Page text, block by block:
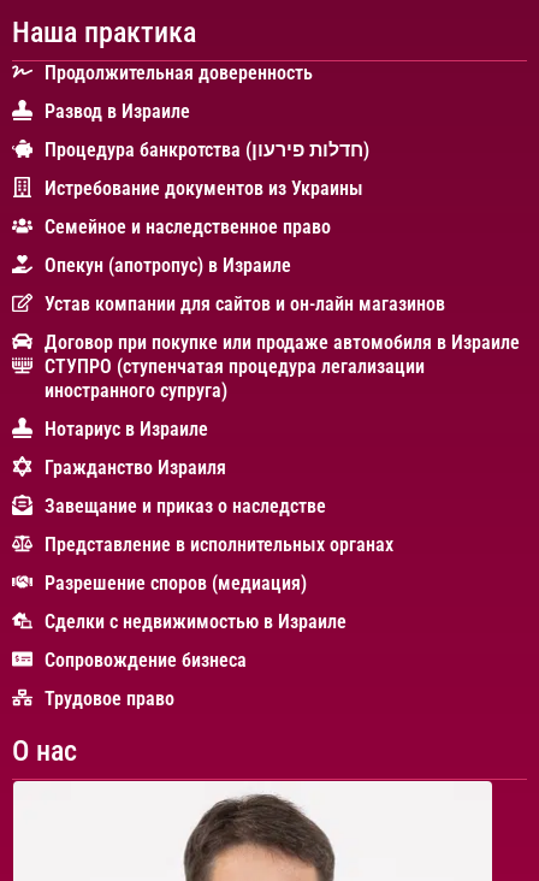
Наша практика
Продолжительная доверенность
Развод в Израиле
Процедура банкротства (חדלות פירעון)
Истребование документов из Украины
Cемейное и наследственное право
Опекун (апотропус) в Израиле
Устав компании для сайтов и он-лайн магазинов
Договор при покупке или продаже автомобиля в Израиле
СТУПРО (ступенчатая процедура легализации
иностранного супруга)
Нотариус в Израиле
Гражданство Израиля
Завещание и приказ о наследстве
Представление в исполнительных органах
Разрешение споров (медиация)
Сделки с недвижимостью в Израиле
Сопровождение бизнеса
Трудовое право
О нас